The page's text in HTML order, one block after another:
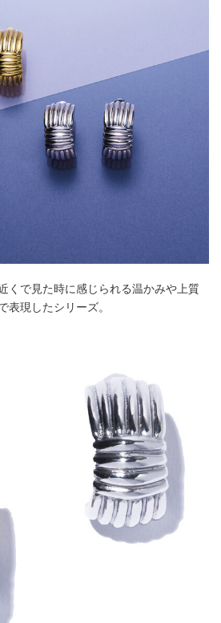
くで見た時に感じられる温かみや上質
表現したシリーズ。